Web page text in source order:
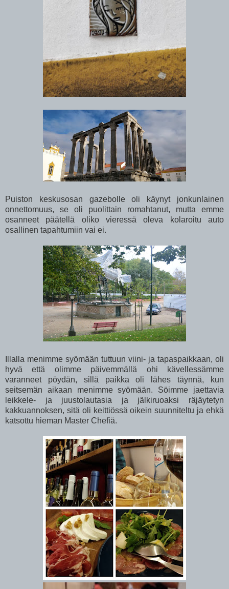
Puiston keskusosan gazebolle oli käynyt jonkunlainen
onnettomuus, se oli puolittain romahtanut, mutta emme
osanneet päätellä oliko vieressä oleva kolaroitu auto
osallinen tapahtumiin vai ei.
Illalla menimme syömään tuttuun viini- ja tapaspaikkaan, oli
hyvä että olimme päivemmällä ohi kävellessämme
varanneet pöydän, sillä paikka oli lähes täynnä, kun
seitsemän aikaan menimme syömään. Söimme jaettavia
leikkele- ja juustolautasia ja jälkiruoaksi räjäytetyn
kakkuannoksen, sitä oli keittiössä oikein suunniteltu ja ehkä
katsottu hieman Master Chefiä.